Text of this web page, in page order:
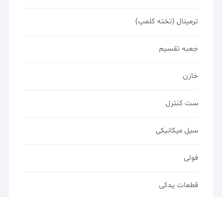
ترمینال (تخته کلمپ)
جعبه تقسیم
خازن
ست کنترل
سیل میکانیکی
فولی
قطعات یدکی